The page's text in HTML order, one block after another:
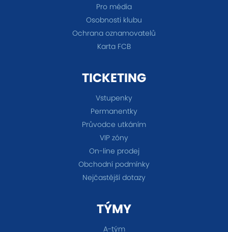
Pro média
Osobnosti klubu
Ochrana oznamovatelů
Karta FCB
TICKETING
Vstupenky
Permanentky
Průvodce utkáním
VIP zóny
On-line prodej
Obchodní podmínky
Nejčastější dotazy
TÝMY
A-tým